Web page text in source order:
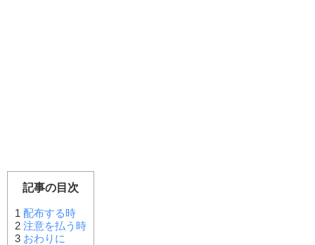
記事の目次
1 配布する時
2 注意を払う時
3 おわりに